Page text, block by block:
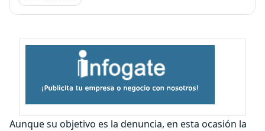
Aunque su objetivo es la denuncia, en esta ocasión la